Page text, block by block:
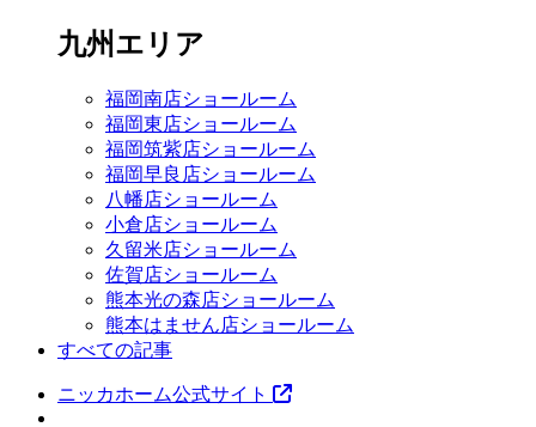
九州エリア
福岡南店ショールーム
福岡東店ショールーム
福岡筑紫店ショールーム
福岡早良店ショールーム
八幡店ショールーム
小倉店ショールーム
久留米店ショールーム
佐賀店ショールーム
熊本光の森店ショールーム
熊本はません店ショールーム
すべての記事
ニッカホーム公式サイト